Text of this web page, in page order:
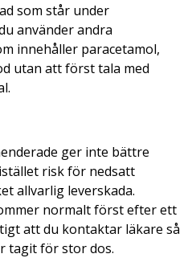
som står under
använder andra
innehåller paracetamol,
utan att först tala med
ger inte bättre
risk för nedsatt
allvarlig leverskada.
normalt först efter ett
att du kontaktar läkare så
tagit för stor dos.